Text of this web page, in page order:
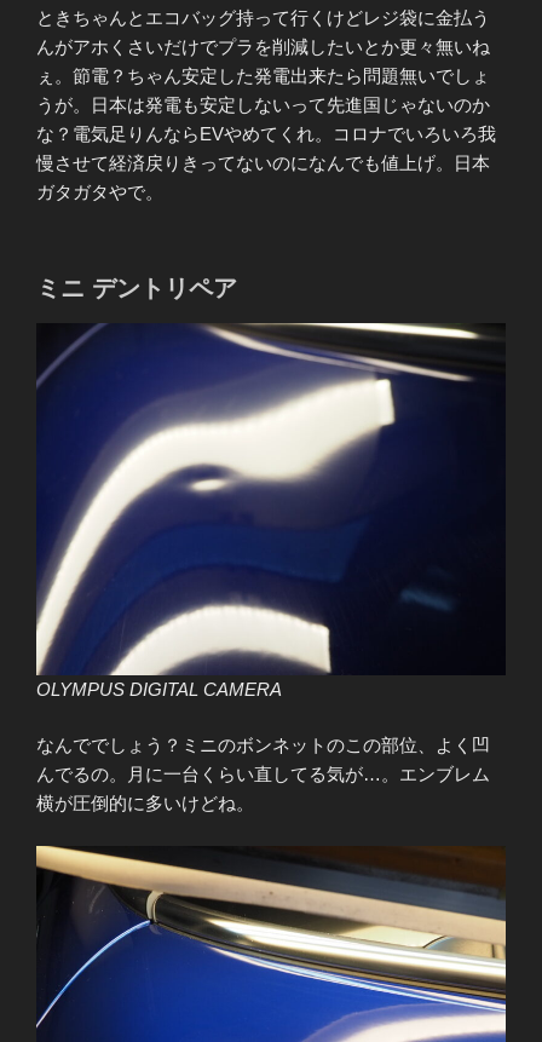
ときちゃんとエコバッグ持って行くけどレジ袋に金払う
んがアホくさいだけでプラを削減したいとか更々無いね
ぇ。節電？ちゃん安定した発電出来たら問題無いでしょ
うが。日本は発電も安定しないって先進国じゃないのか
な？電気足りんならEVやめてくれ。コロナでいろいろ我
慢させて経済戻りきってないのになんでも値上げ。日本
ガタガタやで。
ミニ デントリペア
OLYMPUS DIGITAL CAMERA
なんででしょう？ミニのボンネットのこの部位、よく凹
んでるの。月に一台くらい直してる気が…。エンブレム
横が圧倒的に多いけどね。